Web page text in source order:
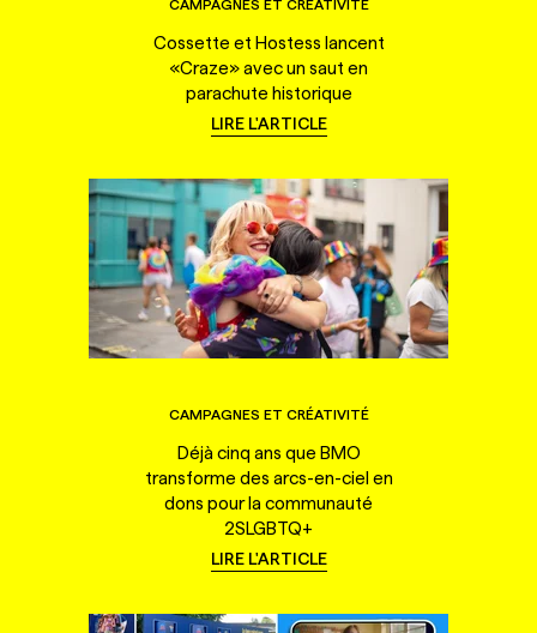
CAMPAGNES ET CRÉATIVITÉ
Cossette et Hostess lancent
«Craze» avec un saut en
parachute historique
LIRE L'ARTICLE
CAMPAGNES ET CRÉATIVITÉ
Déjà cinq ans que BMO
transforme des arcs-en-ciel en
dons pour la communauté
2SLGBTQ+
LIRE L'ARTICLE